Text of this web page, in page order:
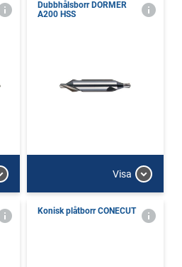
Dubbhålsborr DORMER
A200 HSS
Visa
Konisk plåtborr CONECUT